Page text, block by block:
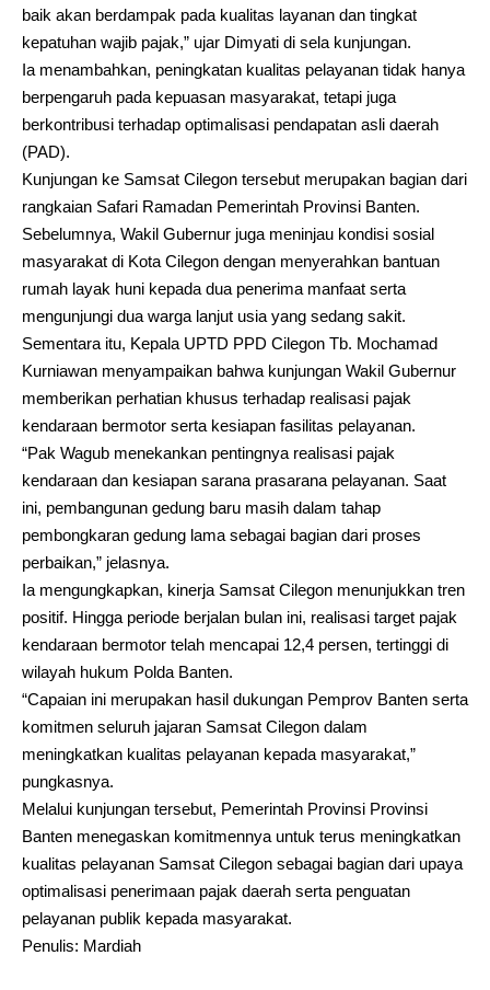
baik akan berdampak pada kualitas layanan dan tingkat
kepatuhan wajib pajak,” ujar Dimyati di sela kunjungan.
Ia menambahkan, peningkatan kualitas pelayanan tidak hanya
berpengaruh pada kepuasan masyarakat, tetapi juga
berkontribusi terhadap optimalisasi pendapatan asli daerah
(PAD).
Kunjungan ke Samsat Cilegon tersebut merupakan bagian dari
rangkaian Safari Ramadan Pemerintah Provinsi Banten.
Sebelumnya, Wakil Gubernur juga meninjau kondisi sosial
masyarakat di Kota Cilegon dengan menyerahkan bantuan
rumah layak huni kepada dua penerima manfaat serta
mengunjungi dua warga lanjut usia yang sedang sakit.
Sementara itu, Kepala UPTD PPD Cilegon Tb. Mochamad
Kurniawan menyampaikan bahwa kunjungan Wakil Gubernur
memberikan perhatian khusus terhadap realisasi pajak
kendaraan bermotor serta kesiapan fasilitas pelayanan.
“Pak Wagub menekankan pentingnya realisasi pajak
kendaraan dan kesiapan sarana prasarana pelayanan. Saat
ini, pembangunan gedung baru masih dalam tahap
pembongkaran gedung lama sebagai bagian dari proses
perbaikan,” jelasnya.
Ia mengungkapkan, kinerja Samsat Cilegon menunjukkan tren
positif. Hingga periode berjalan bulan ini, realisasi target pajak
kendaraan bermotor telah mencapai 12,4 persen, tertinggi di
wilayah hukum Polda Banten.
“Capaian ini merupakan hasil dukungan Pemprov Banten serta
komitmen seluruh jajaran Samsat Cilegon dalam
meningkatkan kualitas pelayanan kepada masyarakat,”
pungkasnya.
Melalui kunjungan tersebut, Pemerintah Provinsi Provinsi
Banten menegaskan komitmennya untuk terus meningkatkan
kualitas pelayanan Samsat Cilegon sebagai bagian dari upaya
optimalisasi penerimaan pajak daerah serta penguatan
pelayanan publik kepada masyarakat.
Penulis: Mardiah